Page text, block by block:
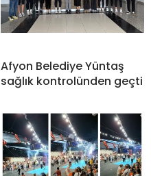
Afyon Belediye Yüntaş
sağlık kontrolünden geçti